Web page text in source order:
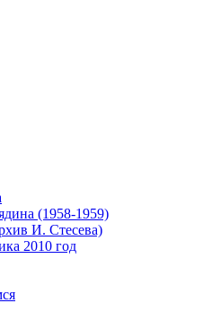
(1958-1959)
И. Стесева)
2010 год